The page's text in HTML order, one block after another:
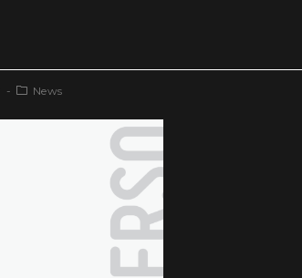
News